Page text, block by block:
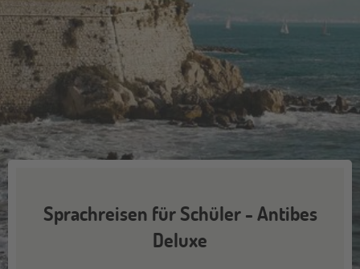
Sprachreisen für Schüler - Antibes
Deluxe